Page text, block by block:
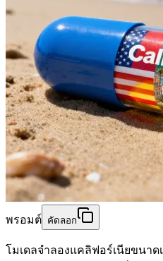
พรอมต์ คัดลอก
โมเดลจำลองแคลิฟอร์เนียขนาด